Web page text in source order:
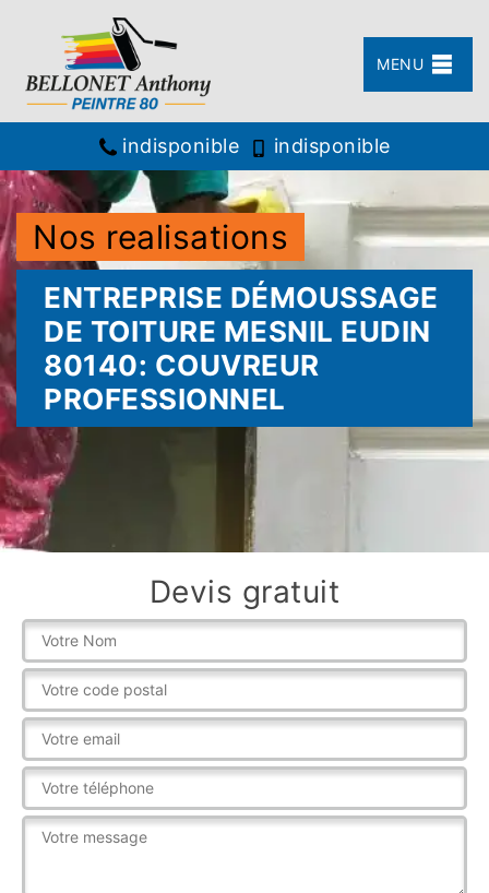
MENU
indisponible indisponible
Nos realisations
ENTREPRISE DÉMOUSSAGE
DE TOITURE MESNIL EUDIN
80140: COUVREUR
PROFESSIONNEL
Devis gratuit